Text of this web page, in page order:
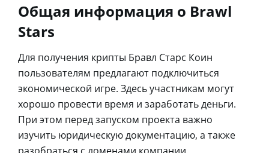
Общая информация о Brawl
Stars
Для получения крипты Бравл Старс Коин
пользователям предлагают подключиться
экономической игре. Здесь участникам могут
хорошо провести время и заработать деньги.
При этом перед запуском проекта важно
изучить юридическую документацию, а также